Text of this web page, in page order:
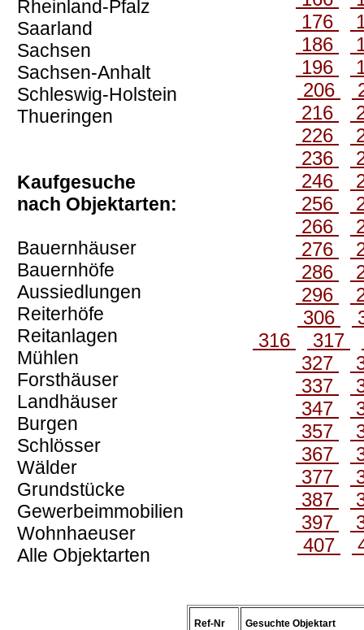
Rheinland-Pfalz
Saarland
Sachsen
Sachsen-Anhalt
Schleswig-Holstein
Thueringen
Kaufgesuche
nach Objektarten:
Bauernhäuser
Bauernhöfe
Aussiedlungen
Reiterhöfe
Reitanlagen
Mühlen
Forsthäuser
Landhäuser
Burgen
Schlösser
Wälder
Grundstücke
Gewerbeimmobilien
Wohnhaeuser
Alle Objektarten
176
186
196
206
216
226
236
246
256
266
276
286
296
306
316
317
327
337
347
357
367
377
387
397
407
Ref-Nr Gesuchte Objektart